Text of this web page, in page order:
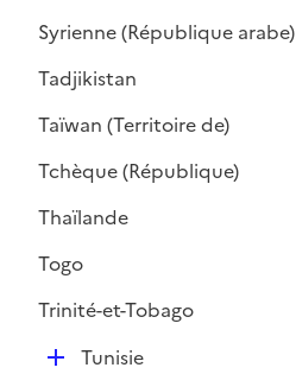
p
l
i
e
Syrienne (République arabe)
Tadjikistan
Taïwan (Territoire de)
Tchèque (République)
Thaïlande
Togo
Trinité-et-Tobago
DTunisie